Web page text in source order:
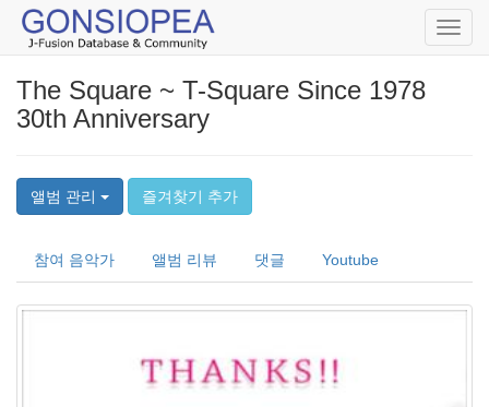
The Square ~ T-Square Since 1978
30th Anniversary
앨범 관리 즐겨찾기 추가
참여 음악가 앨범 리뷰 댓글 Youtube